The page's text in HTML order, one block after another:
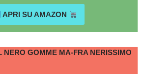
APRI SU AMAZON
NERO GOMME MA-FRA NERISSIMO